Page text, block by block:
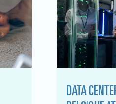
DATA